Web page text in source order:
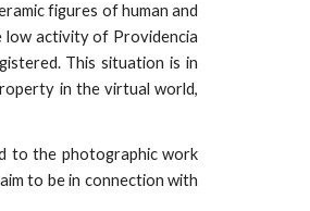
figures of human and
low activity of Providencia
This situation is in
in the virtual world,
to the photographic work
to be in connection with